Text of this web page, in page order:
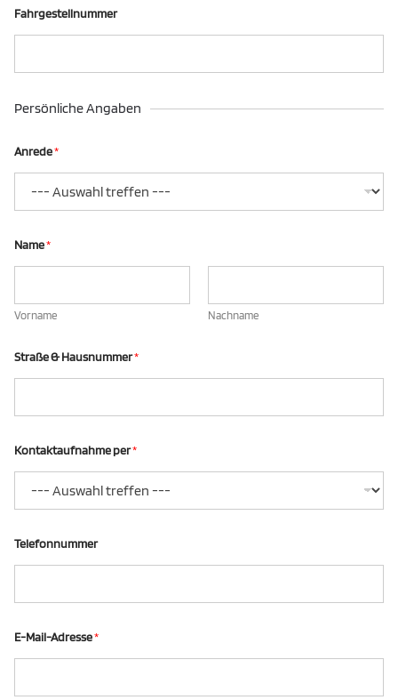
Fahrgestellnummer
Persönliche Angaben
Anrede*
Name*
Vorname Nachname
Straße & Hausnummer*
Kontaktaufnahme per*
Telefonnummer
E-Mail-Adresse*